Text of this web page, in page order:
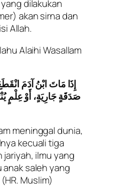
dilakukan
akan sirna dan
Allah.
Alaihi Wasallam
إِذَا مَاتَ ابْنُ آدَمَ
صَدَقَةٍ جَارِيَةٍ، أَوْ عِلْمٍ
meninggal dunia,
kecuali tiga
jariyah, ilmu yang
saleh yang
(HR. Muslim)